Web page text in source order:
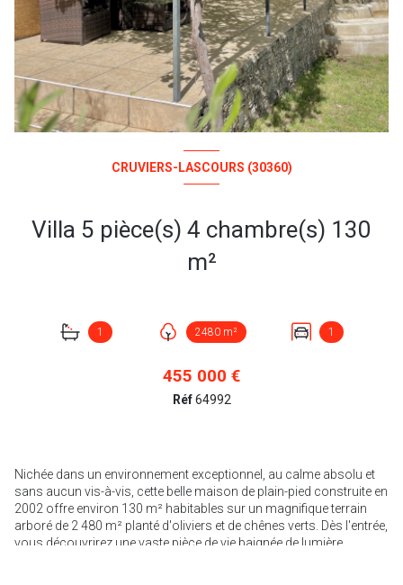
CRUVIERS-LASCOURS (30360)
Villa 5 pièce(s) 4 chambre(s) 130
m²
1 2480 m² 1
455 000 €
Réf64992
Nichée dans un environnement exceptionnel, au calme absolu et
sans aucun vis-à-vis, cette belle maison de plain-pied construite en
2002 offre environ 130 m² habitables sur un magnifique terrain
arboré de 2 480 m² planté d'oliviers et de chênes verts. Dès l'entrée,
vous découvrirez une vaste pièce de vie baignée de lumière,